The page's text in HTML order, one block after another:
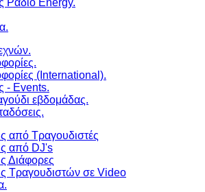
Ράδιο Energy.
(International).
- Events.
εβδομάδας.
από Τραγουδιστές
από DJ's
Διάφορες
Τραγουδιστών σε Video